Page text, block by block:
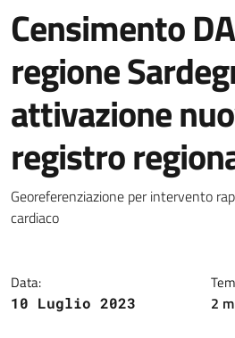
Censimento
regione
attivazione
registro
Dettagli della
Georeferenziazione per intervento
cardiaco
Data:
10 Luglio 2023 2